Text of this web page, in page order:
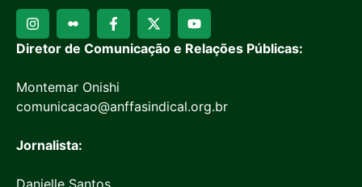
Diretor de Comunicação e Relações Públicas:
Montemar Onishi
comunicacao@anffasindical.org.br
Jornalista:
Danielle Santos